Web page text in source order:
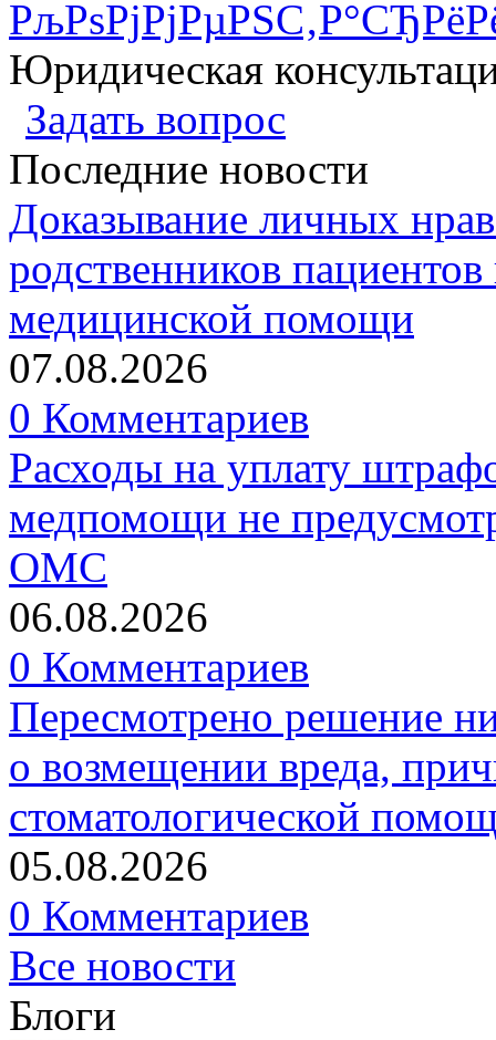
Юридическая
Задать вопрос
Последние новости
Доказывание личных
родственников
медицинской помощи
07.08.2026
0 Комментариев
Расходы на уплату
медпомощи не
ОМС
06.08.2026
0 Комментариев
Пересмотрено решение
о возмещении вреда,
стоматологической
05.08.2026
0 Комментариев
Все новости
Блоги